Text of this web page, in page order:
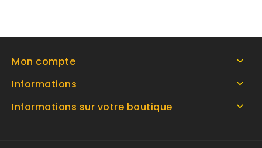
Mon compte
Informations
Informations sur votre boutique